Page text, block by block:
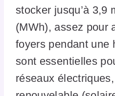
stocker jusqu’à 3,9
(MWh), assez pour
foyers pendant une
sont essentielles
réseaux